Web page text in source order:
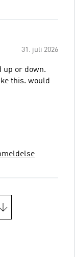
31. juli 2026
up or down.
this. would